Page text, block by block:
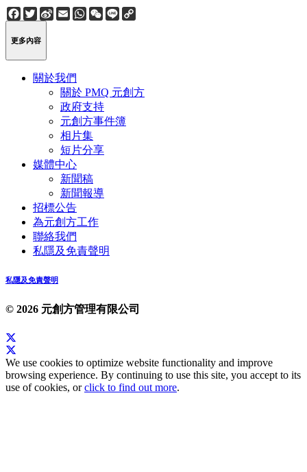
Facebook
Twitter
Sina
Weibo
EmailWhatsApp
WeChat
Line
更多內容
關於我們
關於 PMQ 元創方
政府支持
元創方事件簿
相片集
短片分享
媒體中心
新聞稿
新聞報導
招標公告
為元創方工作
聯絡我們
私隱及免責聲明
私隱及免責聲明
© 2026 元創方管理有限公司
We use cookies to optimize website functionality and improve
browsing experience. By continuing to use this site, you accept to its
use of cookies, orclick to find out more.